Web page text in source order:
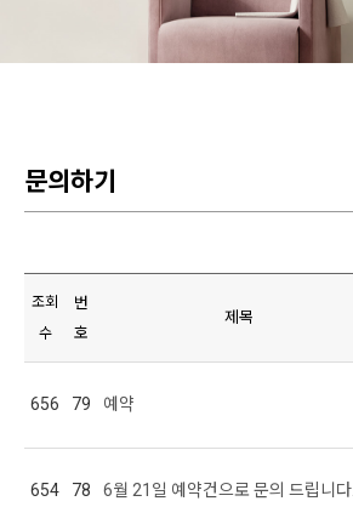
문의하기
조회
수
번
호
제목
656 79 예약
654 78 6월 21일 예약건으로 문의 드립니다.